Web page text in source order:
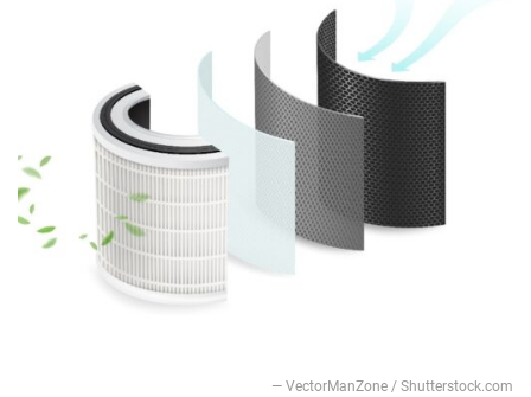
— VectorManZone / Shutterstock.com